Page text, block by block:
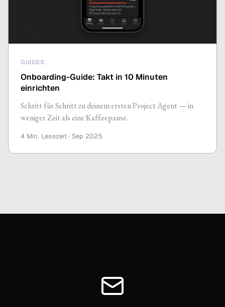
GUIDES
Onboarding-Guide: Takt in 10 Minuten
einrichten
Schritt für Schritt zu deinem ersten Project Agent — in
weniger Zeit als eine Kaffeepause.
4 Min. Lesezeit · Sep 2025